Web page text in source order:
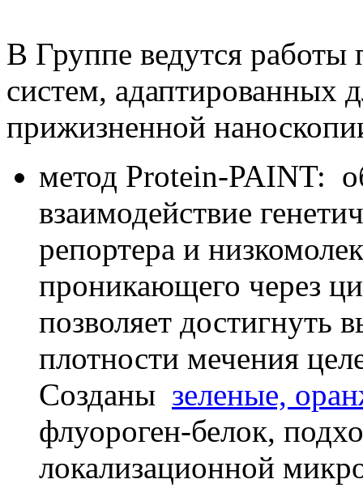
В Группе ведутся
систем, адаптированных
прижизненной
метод Protein-PAINT:
взаимодействие
репортера и
проникающего через
позволяет достигнуть
плотности мечения
Созданы зеленые,
флуороген-белок,
локализационной